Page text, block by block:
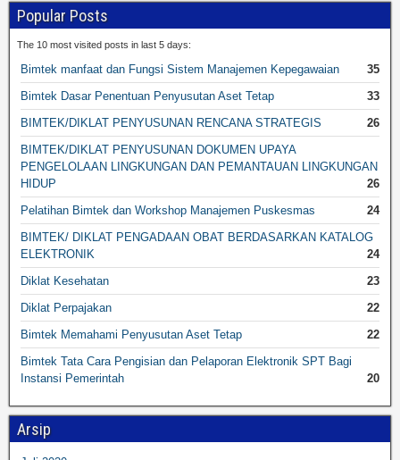
Popular Posts
The 10 most visited posts in last 5 days:
Bimtek manfaat dan Fungsi Sistem Manajemen Kepegawaian
35
Bimtek Dasar Penentuan Penyusutan Aset Tetap
33
BIMTEK/DIKLAT PENYUSUNAN RENCANA STRATEGIS
26
BIMTEK/DIKLAT PENYUSUNAN DOKUMEN UPAYA
PENGELOLAAN LINGKUNGAN DAN PEMANTAUAN LINGKUNGAN
HIDUP
26
Pelatihan Bimtek dan Workshop Manajemen Puskesmas
24
BIMTEK/ DIKLAT PENGADAAN OBAT BERDASARKAN KATALOG
ELEKTRONIK
24
Diklat Kesehatan
23
Diklat Perpajakan
22
Bimtek Memahami Penyusutan Aset Tetap
22
Bimtek Tata Cara Pengisian dan Pelaporan Elektronik SPT Bagi
Instansi Pemerintah
20
Arsip